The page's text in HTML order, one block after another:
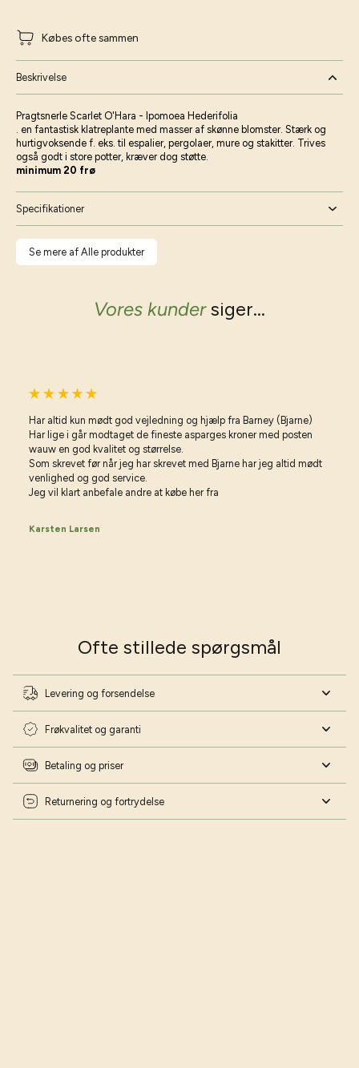
Købes ofte sammen
Beskrivelse
Pragtsnerle Scarlet O'Hara - Ipomoea Hederifolia
. en fantastisk klatreplante med masser af skønne blomster. Stærk og
hurtigvoksende f. eks. til espalier, pergolaer, mure og stakitter. Trives
også godt i store potter, kræver dog støtte.
minimum 20 frø
Specifikationer
Se mere af Alle produkter
Vores kundersiger...
Har altid kun mødt god vejledning og hjælp fra Barney (Bjarne)
Har lige i går modtaget de fineste asparges kroner med posten
wauw en god kvalitet og størrelse.
Som skrevet før når jeg har skrevet med Bjarne har jeg altid mødt
venlighed og god service.
Jeg vil klart anbefale andre at købe her fra
Karsten Larsen
Ofte stillede spørgsmål
Levering og forsendelse
Frøkvalitet og garanti
Betaling og priser
Returnering og fortrydelse